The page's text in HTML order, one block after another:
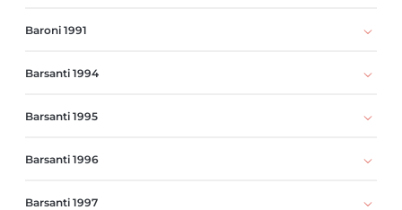
Baroni 1991
Barsanti 1994
Barsanti 1995
Barsanti 1996
Barsanti 1997